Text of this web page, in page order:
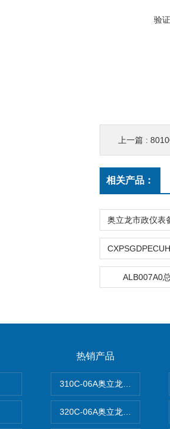
验
上一篇 :
相关产品：
ALB007A0
热销产品
310C-06A奥立龙实验室台式
320C-06A奥立龙实验室便携